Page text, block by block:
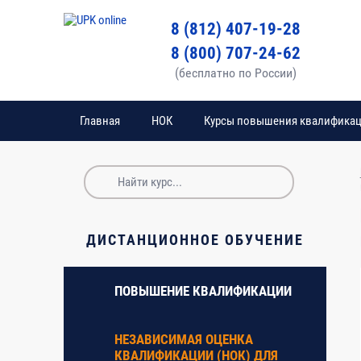
8 (812) 407-19-28
8 (800) 707-24-62
(бесплатно по России)
Главная НОК Курсы повышения
пп
ДИСТАНЦИОННОЕ ОБУЧЕНИЕ
ПОВЫШЕНИЕ КВАЛИФИКАЦИИ
НЕЗАВИСИМАЯ ОЦЕНКА
КВАЛИФИКАЦИИ (НОК) ДЛЯ